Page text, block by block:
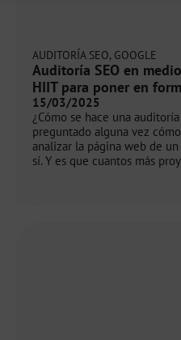
AUDITORÍA SEO, GOOGLE
Auditoría SEO en
HIIT para poner en
15/03/2025
¿Cómo se hace una
preguntado alguna vez
analizar la página web de
sí. Y es que cuantos más